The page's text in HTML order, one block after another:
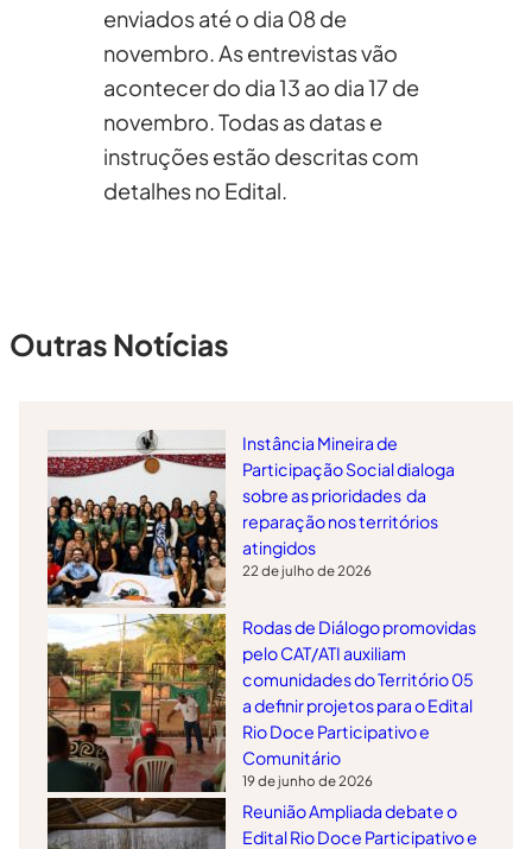
enviados até o dia 08 de
novembro. As entrevistas vão
acontecer do dia 13 ao dia 17 de
novembro. Todas as datas e
instruções estão descritas com
detalhes no Edital.
Outras Notícias
Instância Mineira de
Participação Social dialoga
sobre as prioridades da
reparação nos territórios
atingidos
22 de julho de 2026
Rodas de Diálogo promovidas
pelo CAT/ATI auxiliam
comunidades do Território 05
a definir projetos para o Edital
Rio Doce Participativo e
Comunitário
19 de junho de 2026
Reunião Ampliada debate o
Edital Rio Doce Participativo e